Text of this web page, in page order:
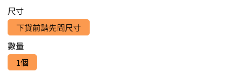
尺寸
下貨前請先問尺寸
數量
1個